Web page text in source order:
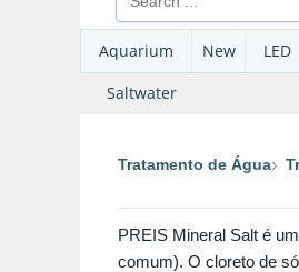
Aquarium New LED
Saltwater
Tratamento de Água
PREIS Mineral Salt é
comum). O cloreto de